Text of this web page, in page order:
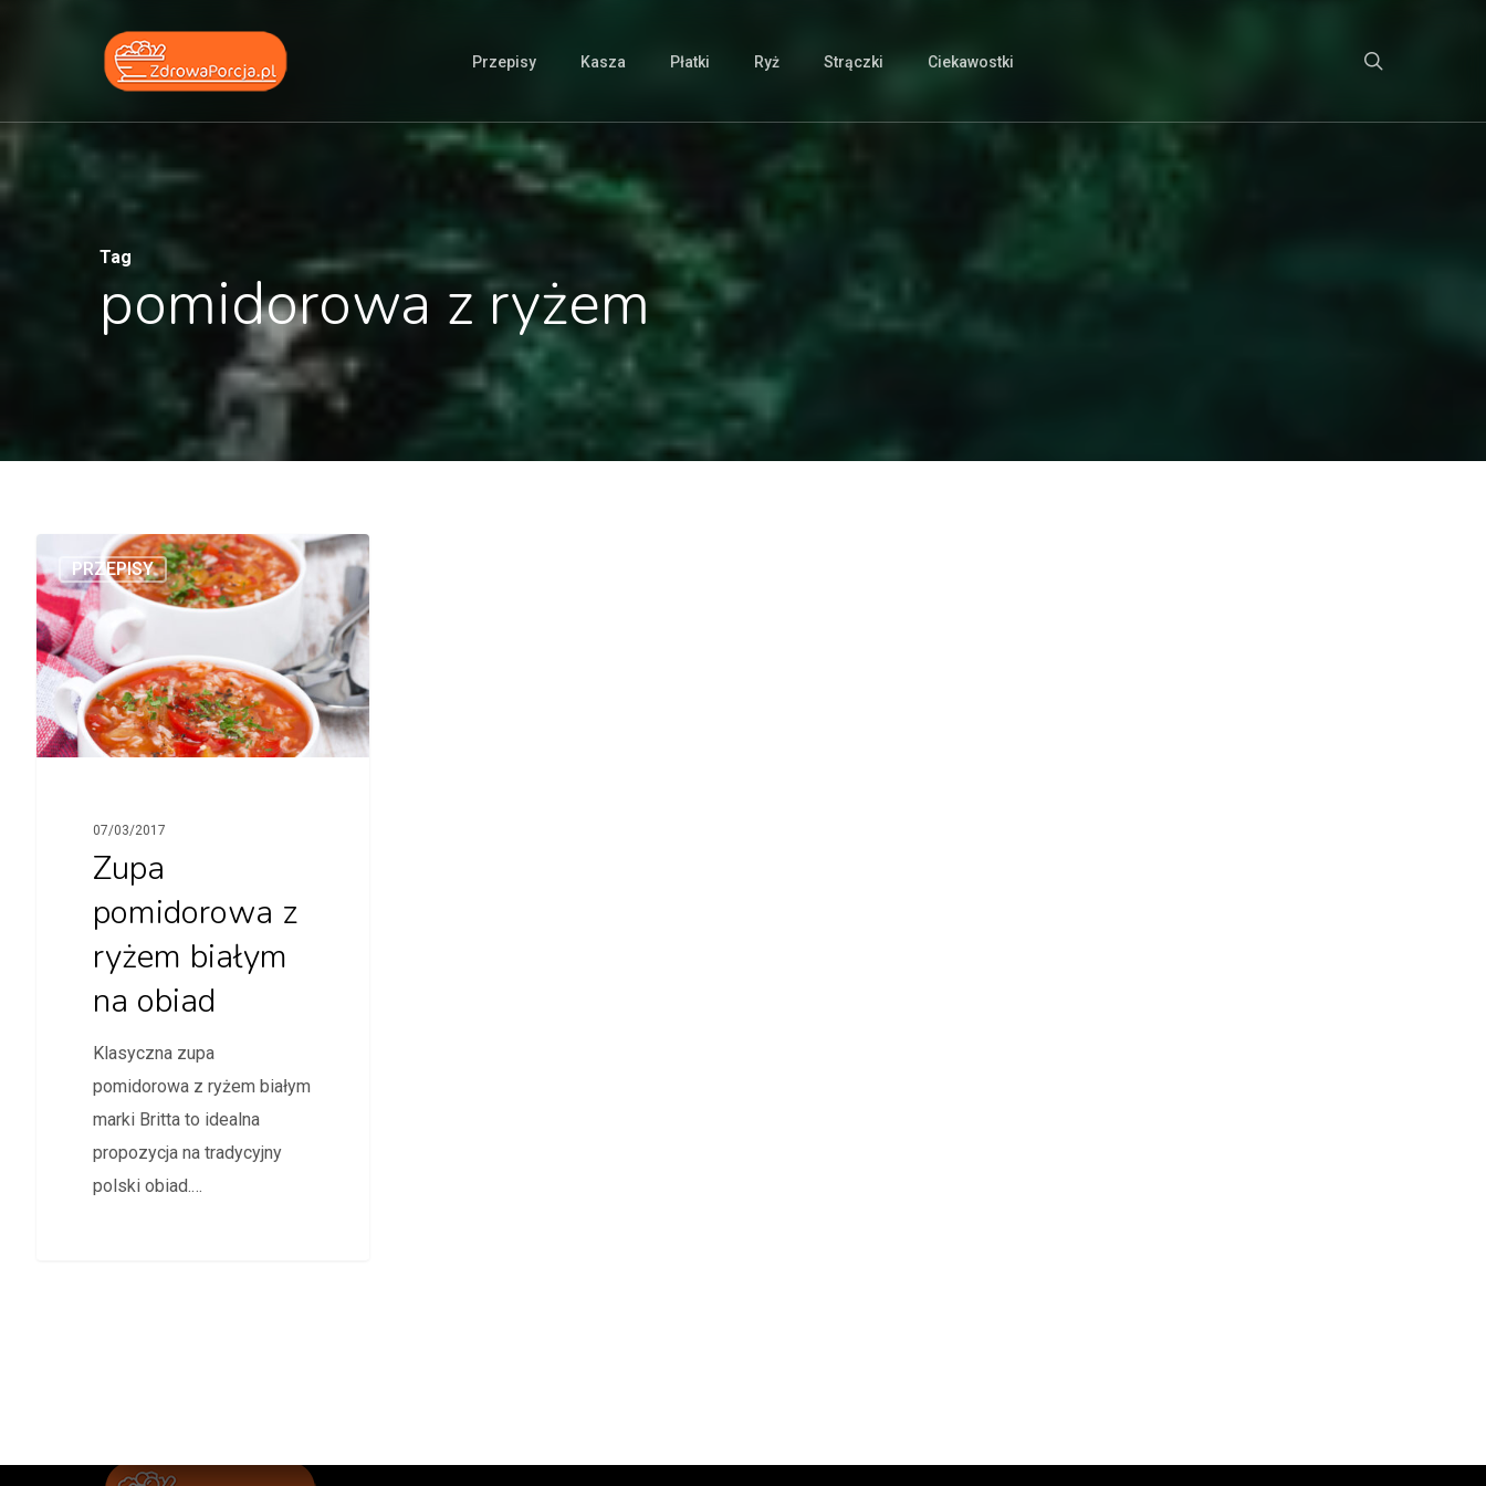
Przepisy Kasza Płatki Ryż Strączki Ciekawostki
Tag
pomidorowa z ryżem
PRZEPISY
07/03/2017
Zupa
pomidorowa z
ryżem białym
na obiad
Klasyczna zupa
pomidorowa z ryżem białym
marki Britta to idealna
propozycja na tradycyjny
polski obiad.…